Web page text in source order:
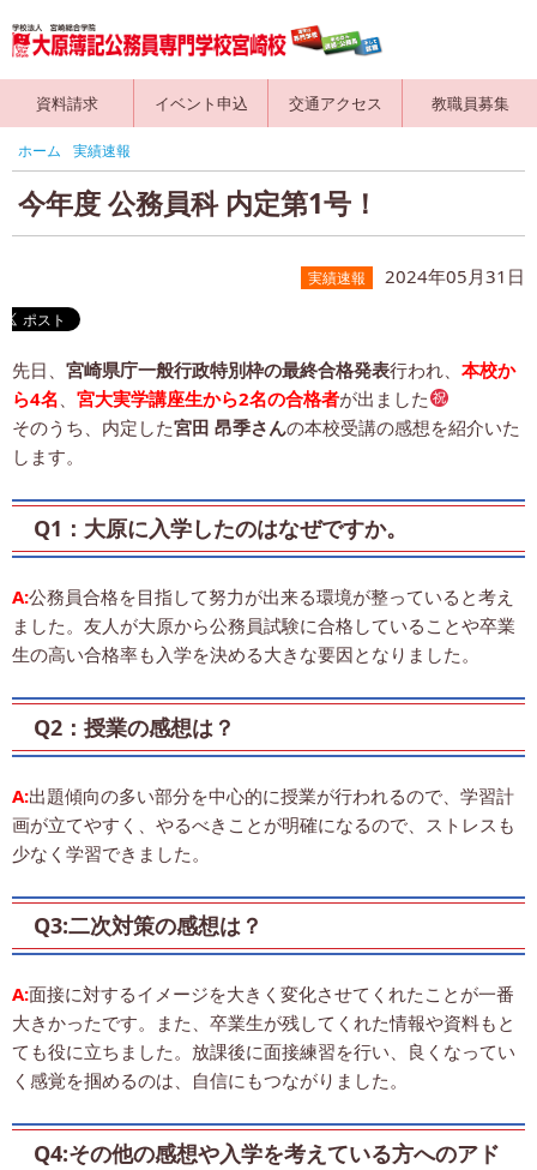
資料請求 イベント申込 交通アクセス 教職員募集
ホーム 実績速報
今年度 公務員科 内定第1号！
実績速報 2024年05月31日
先日、 宮崎県庁一般行政特別枠の最終合格発表行われ、 本校か
ら4名
宮大実学講座生から2名の合格者が出ました
そのうち、内定した宮田 昂季さんの本校受講の感想を紹介いた
します。
Q1：大原に入学したのはなぜですか。
A:公務員合格を目指して努力が出来る環境が整っていると考え
ました。友人が大原から公務員試験に合格していることや卒業
生の高い合格率も入学を決める大きな要因となりました。
Q2：授業の感想は？
A:出題傾向の多い部分を中心的に授業が行われるので、学習計
画が立てやすく、やるべきことが明確になるので、ストレスも
少なく学習できました。
Q3:二次対策の感想は？
A:面接に対するイメージを大きく変化させてくれたことが一番
大きかったです。また、卒業生が残してくれた情報や資料もと
ても役に立ちました。放課後に面接練習を行い、良くなってい
く感覚を掴めるのは、自信にもつながりました。
Q4:その他の感想や入学を考えている方へのアド